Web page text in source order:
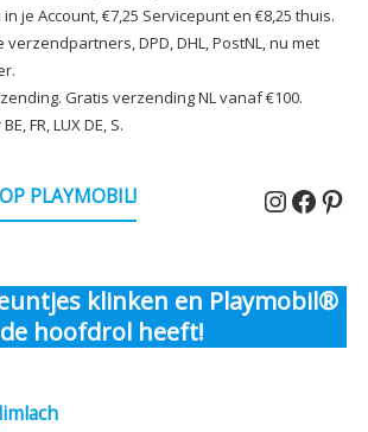
je Account, €7,25 Servicepunt en €8,25 thuis.
DPD, DHL, PostNL, nu met
Gratis verzending NL vanaf €100.
FR, LUX DE, S.
PLAYMOBIL!
klinken en Playmobil®
de hoofdrol heeft!